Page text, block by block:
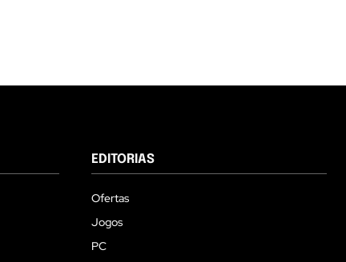
EDITORIAS
Ofertas
Jogos
PC